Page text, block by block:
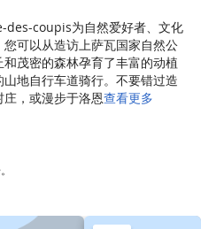
des-coupis为自然爱好者、文化
可以从造访上萨瓦国家自然公
茂密的森林孕育了丰富的动植
地自行车道骑行。不要错过造
，或漫步于洛恩查看更多